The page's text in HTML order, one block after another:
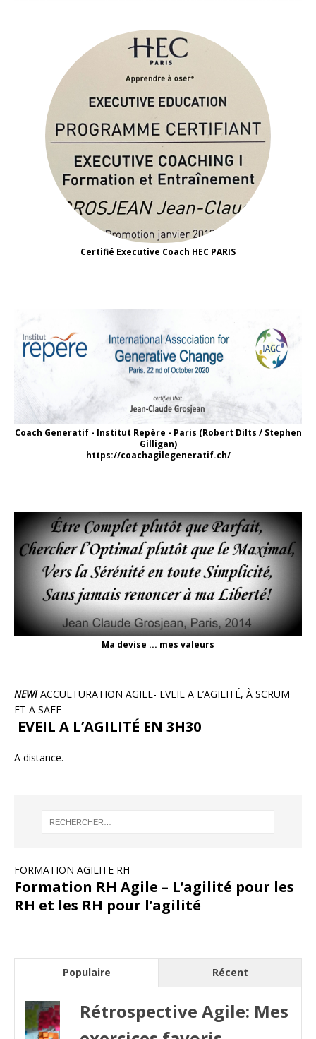
Certifié Executive Coach HEC PARIS
Coach Generatif - Institut Repère - Paris (Robert Dilts / Stephen
Gilligan)
https://coachagilegeneratif.ch/
Ma devise ... mes valeurs
NEW!ACCULTURATION AGILE- EVEIL A L’AGILITÉ, À SCRUM
ET A SAFE
EVEIL A L’AGILITÉ EN 3H30
A distance.
FORMATION AGILITE RH
Formation RH Agile – L’agilité pour les
RH et les RH pour l’agilité
Populaire Récent
Rétrospective Agile: Mes